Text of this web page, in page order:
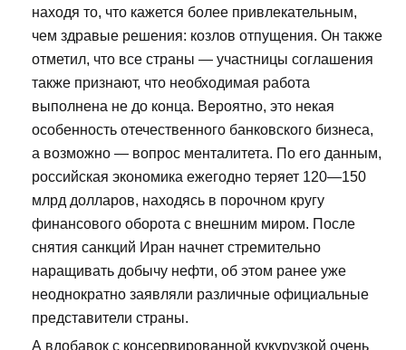
находя то, что кажется более привлекательным,
чем здравые решения: козлов отпущения. Он также
отметил, что все страны — участницы соглашения
также признают, что необходимая работа
выполнена не до конца. Вероятно, это некая
особенность отечественного банковского бизнеса,
а возможно — вопрос менталитета. По его данным,
российская экономика ежегодно теряет 120—150
млрд долларов, находясь в порочном кругу
финансового оборота с внешним миром. После
снятия санкций Иран начнет стремительно
наращивать добычу нефти, об этом ранее уже
неоднократно заявляли различные официальные
представители страны.
А вдобавок с консервированной кукурузкой очень